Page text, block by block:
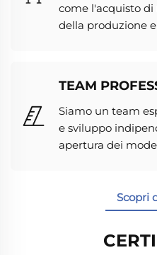
come l'acquisto
della produzione
TEAM
Siamo un team
e sviluppo
apertura dei
Scopri